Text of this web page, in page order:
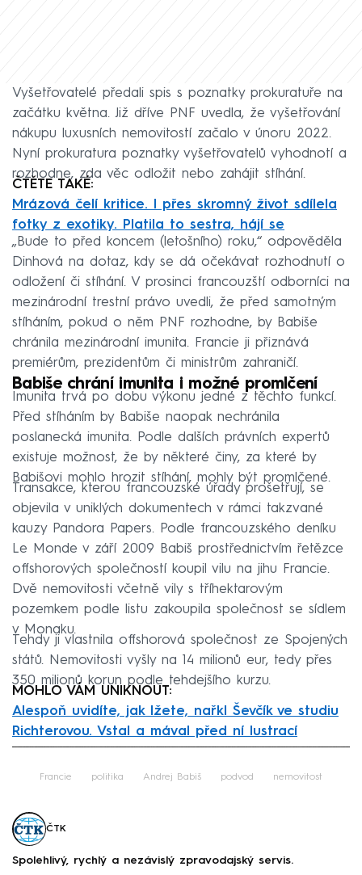
Vyšetřovatelé předali spis s poznatky prokuratuře na
začátku května. Již dříve PNF uvedla, že vyšetřování
nákupu luxusních nemovitostí začalo v únoru 2022.
Nyní prokuratura poznatky vyšetřovatelů vyhodnotí a
rozhodne, zda věc odložit nebo zahájit stíhání.
ČTĚTE TAKÉ:
Mrázová čelí kritice. I přes skromný život sdílela
fotky z exotiky. Platila to sestra, hájí se
„Bude to před koncem (letošního) roku,“ odpověděla
Dinhová na dotaz, kdy se dá očekávat rozhodnutí o
odložení či stíhání. V prosinci francouzští odborníci na
mezinárodní trestní právo uvedli, že před samotným
stíháním, pokud o něm PNF rozhodne, by Babiše
chránila mezinárodní imunita. Francie ji přiznává
premiérům, prezidentům či ministrům zahraničí.
Babiše chrání imunita i možné promlčení
Imunita trvá po dobu výkonu jedné z těchto funkcí.
Před stíháním by Babiše naopak nechránila
poslanecká imunita. Podle dalších právních expertů
existuje možnost, že by některé činy, za které by
Babišovi mohlo hrozit stíhání, mohly být promlčené.
Transakce, kterou francouzské úřady prošetřují, se
objevila v uniklých dokumentech v rámci takzvané
kauzy Pandora Papers. Podle francouzského deníku
Le Monde v září 2009 Babiš prostřednictvím řetězce
offshorových společností koupil vilu na jihu Francie.
Dvě nemovitosti včetně vily s tříhektarovým
pozemkem podle listu zakoupila společnost se sídlem
v Monaku.
Tehdy ji vlastnila offshorová společnost ze Spojených
států. Nemovitosti vyšly na 14 milionů eur, tedy přes
350 milionů korun podle tehdejšího kurzu.
MOHLO VÁM UNIKNOUT:
Alespoň uvidíte, jak lžete, nařkl Ševčík ve studiu
Richterovou. Vstal a mával před ní lustrací
Francie politika Andrej Babiš podvod nemovitost
ČTK
Spolehlivý, rychlý a nezávislý zpravodajský servis.